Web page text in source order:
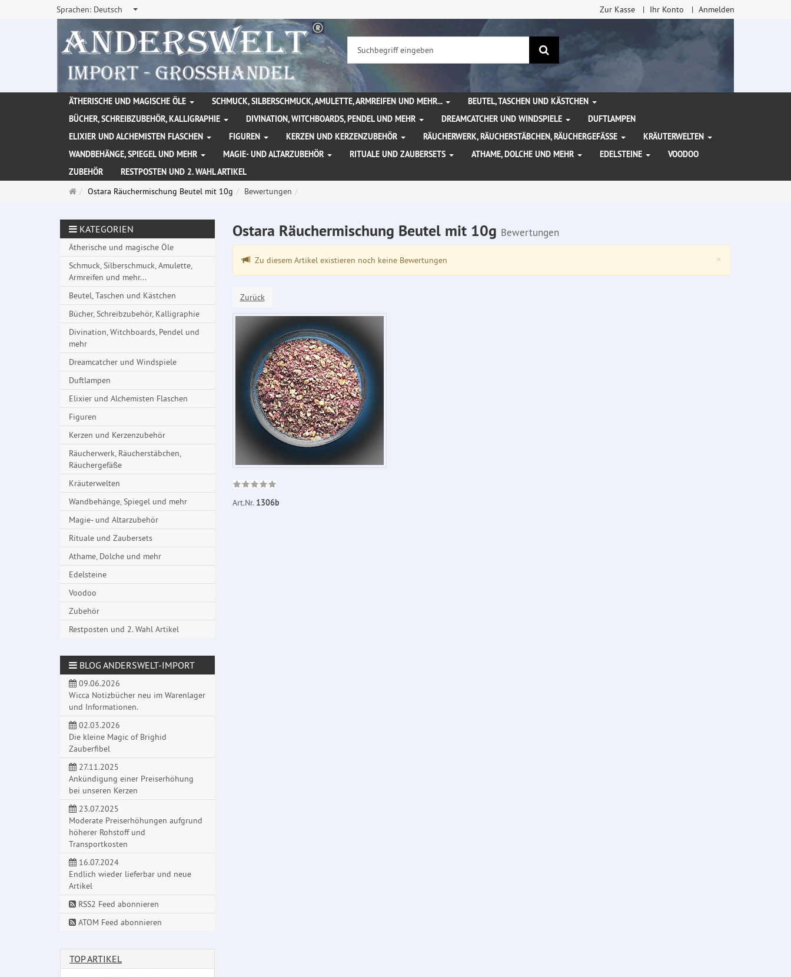
Sprachen: Deutsch Zur Kasse Ihr Konto Anmelden
Suchen
ÄTHERISCHE UND MAGISCHE ÖLE SCHMUCK, SILBERSCHMUCK, AMULETTE, ARMREIFEN UND MEHR...
BEUTEL, TASCHEN UND KÄSTCHEN
BÜCHER, SCHREIBZUBEHÖR, KALLIGRAPHIE
DIVINATION, WITCHBOARDS, PENDEL UND MEHR DREAMCATCHER UND WINDSPIELE
DUFTLAMPEN
ELIXIER UND ALCHEMISTEN FLASCHEN
FIGUREN KERZEN UND KERZENZUBEHÖR RÄUCHERWERK, RÄUCHERSTÄBCHEN, RÄUCHERGEFÄSSE
KRÄUTERWELTEN
WANDBEHÄNGE, SPIEGEL UND MEHR
MAGIE- UND ALTARZUBEHÖR RITUALE UND ZAUBERSETS ATHAME, DOLCHE UND MEHR EDELSTEINE
VOODOO
ZUBEHÖR
RESTPOSTEN UND 2. WAHL ARTIKEL
Startseite
Ostara Räuchermischung Beutel mit 10g Bewertungen
Ostara Räuchermischung Beutel mit 10g Bewertungen
×
Zu diesem Artikel existieren noch keine Bewertungen
Zurück
Art.Nr. 1306b
KATEGORIEN
Ätherische und magische Öle
Schmuck, Silberschmuck, Amulette,
Armreifen und mehr...
Beutel, Taschen und Kästchen
Bücher, Schreibzubehör, Kalligraphie
Divination, Witchboards, Pendel und
mehr
Dreamcatcher und Windspiele
Duftlampen
Elixier und Alchemisten Flaschen
Figuren
Kerzen und Kerzenzubehör
Räucherwerk, Räucherstäbchen,
Räuchergefäße
Kräuterwelten
Wandbehänge, Spiegel und mehr
Magie- und Altarzubehör
Rituale und Zaubersets
Athame, Dolche und mehr
Edelsteine
Voodoo
Zubehör
Restposten und 2. Wahl Artikel
BLOG ANDERSWELT-IMPORT
09.06.2026
Wicca Notizbücher neu im Warenlager
und Informationen.
02.03.2026
Die kleine Magic of Brighid
Zauberfibel
27.11.2025
Ankündigung einer Preiserhöhung
bei unseren Kerzen
23.07.2025
Moderate Preiserhöhungen aufgrund
höherer Rohstoff und
Transportkosten
16.07.2024
Endlich wieder lieferbar und neue
Artikel
RSS2 Feed abonnieren
ATOM Feed abonnieren
TOP ARTIKEL